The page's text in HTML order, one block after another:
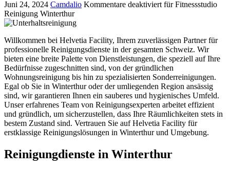
Juni 24, 2024 Camdalio Kommentare deaktiviertfür Fitnessstudio
Reinigung Winterthur
Willkommen bei Helvetia Facility, Ihrem zuverlässigen Partner für
professionelle Reinigungsdienste in der gesamten Schweiz. Wir
bieten eine breite Palette von Dienstleistungen, die speziell auf Ihre
Bedürfnisse zugeschnitten sind, von der gründlichen
Wohnungsreinigung bis hin zu spezialisierten Sonderreinigungen.
Egal ob Sie in Winterthur oder der umliegenden Region ansässig
sind, wir garantieren Ihnen ein sauberes und hygienisches Umfeld.
Unser erfahrenes Team von Reinigungsexperten arbeitet effizient
und gründlich, um sicherzustellen, dass Ihre Räumlichkeiten stets in
bestem Zustand sind. Vertrauen Sie auf Helvetia Facility für
erstklassige Reinigungslösungen in Winterthur und Umgebung.
Reinigungdienste in Winterthur